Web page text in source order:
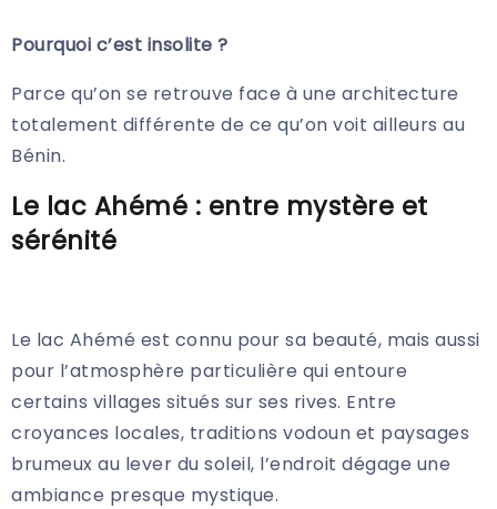
Pourquoi c’est insolite ?
Parce qu’on se retrouve face à une architecture
totalement différente de ce qu’on voit ailleurs au
Bénin.
Le lac Ahémé : entre mystère et
sérénité
Le lac Ahémé est connu pour sa beauté, mais aussi
pour l’atmosphère particulière qui entoure
certains villages situés sur ses rives. Entre
croyances locales, traditions vodoun et paysages
brumeux au lever du soleil, l’endroit dégage une
ambiance presque mystique.